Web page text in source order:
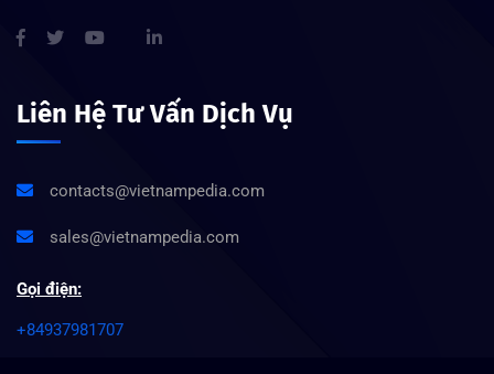
Liên Hệ Tư Vấn Dịch Vụ
contacts@vietnampedia.com
sales@vietnampedia.com
Gọi điện:
+84937981707